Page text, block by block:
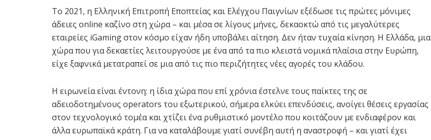
Το 2021, η Ελληνική Επιτροπή Εποπτείας και Ελέγχου Παιγνίων εξέδωσε τις πρώτες μόνιμες
άδειες online καζίνο στη χώρα – και μέσα σε λίγους μήνες, δεκαοκτώ από τις μεγαλύτερες
εταιρείες iGaming στον κόσμο είχαν ήδη υποβάλει αίτηση. Δεν ήταν τυχαία κίνηση. Η Ελλάδα, μια
χώρα που για δεκαετίες λειτουργούσε με ένα από τα πιο κλειστά νομικά πλαίσια στην Ευρώπη,
είχε ξαφνικά μετατραπεί σε μια από τις πιο περιζήτητες νέες αγορές του κλάδου.
Η ειρωνεία είναι έντονη: η ίδια χώρα που επί χρόνια έστελνε τους παίκτες της σε
αδειοδοτημένους operators του εξωτερικού, σήμερα ελκύει επενδύσεις, ανοίγει θέσεις εργασίας
στον τεχνολογικό τομέα και χτίζει ένα ρυθμιστικό μοντέλο που κοιτάζουν με ενδιαφέρον και
άλλα ευρωπαϊκά κράτη. Για να καταλάβουμε γιατί συνέβη αυτή η αναστροφή – και γιατί έχει